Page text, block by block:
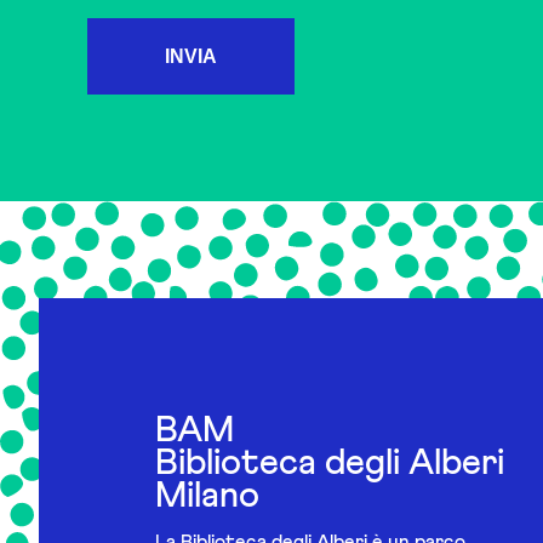
INVIA
BAM
Biblioteca degli Alberi
Milano